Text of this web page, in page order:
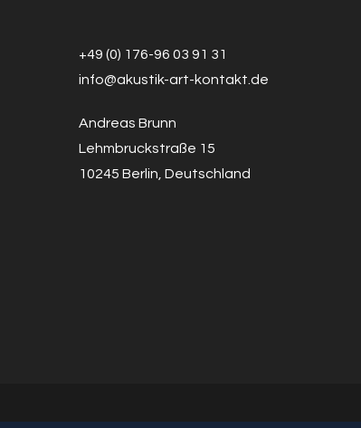
+49 (0) 176-96 03 91 31
info@akustik-art-kontakt.de
Andreas Brunn
Lehmbruckstraße 15
10245 Berlin, Deutschland